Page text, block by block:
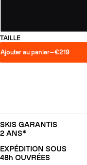
TAILLE
Ajouter au panier—€219
SKIS GARANTIS
2 ANS*
EXPÉDITION SOUS
48h OUVRÉES